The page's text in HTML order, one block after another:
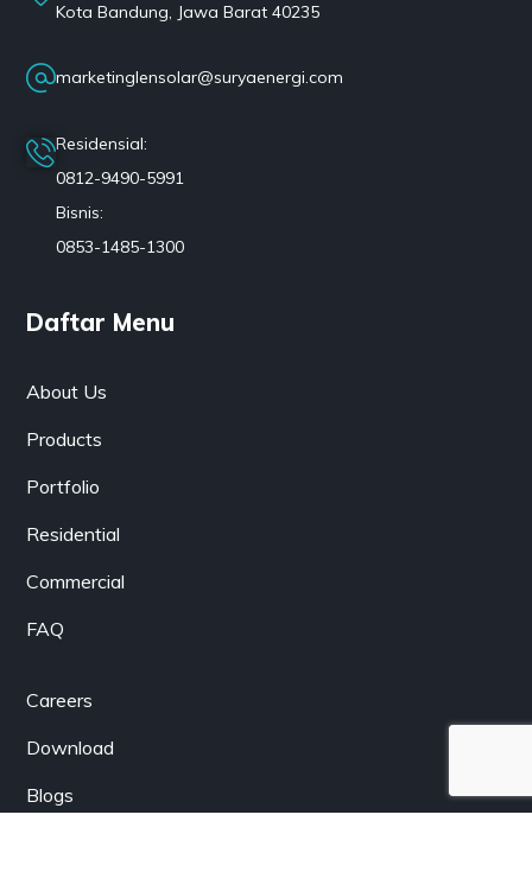
Kota Bandung, Jawa Barat 40235
marketinglensolar@suryaenergi.com
Residensial:
0812-9490-5991
Bisnis:
0853-1485-1300
Daftar Menu
About Us
Products
Portfolio
Residential
Commercial
FAQ
Careers
Download
Blogs